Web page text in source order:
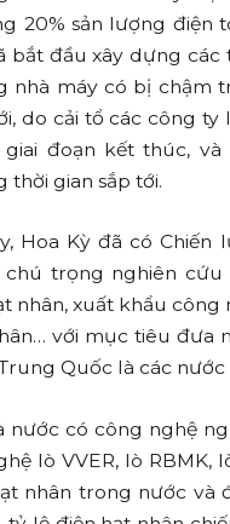
20% sản lượng điện
bắt đầu xây dựng
nhà máy có bị chậm
do cải tổ các công ty
đoạn kết thúc,
gian sắp tới.
Hoa Kỳ đã có
chú trọng nghiên
nhân, xuất khẩu
với mục tiêu đưa
Quốc là các
nước có công nghệ
lò VVER, lò
nhân trong nước và